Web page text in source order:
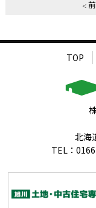
TOP
北海
TEL：